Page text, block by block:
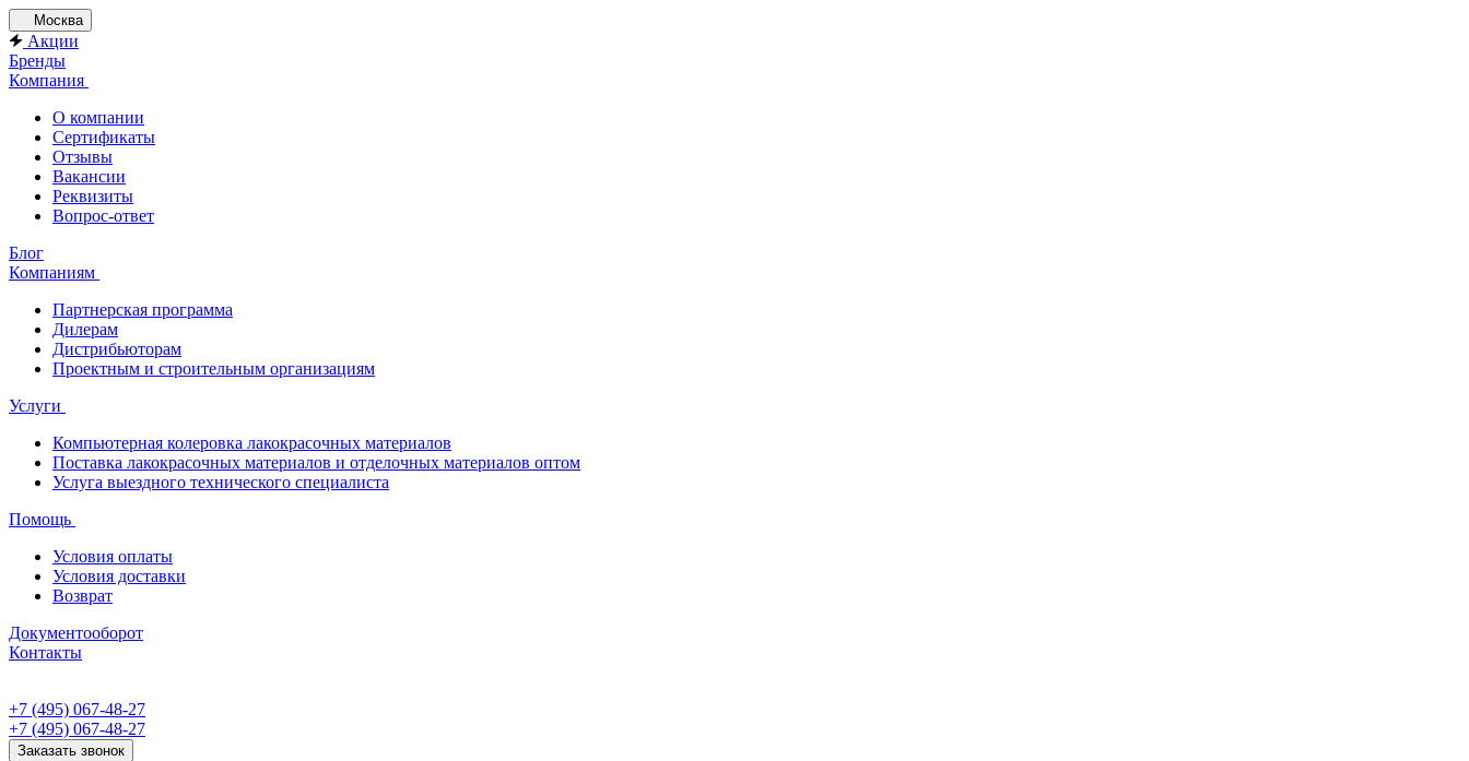
Москва
Акции
Бренды
Компания
О компании
Сертификаты
Отзывы
Вакансии
Реквизиты
Вопрос-ответ
Блог
Компаниям
Партнерская программа
Дилерам
Дистрибьюторам
Проектным и строительным организациям
Услуги
Компьютерная колеровка лакокрасочных материалов
Поставка лакокрасочных материалов и отделочных материалов оптом
Услуга выездного технического специалиста
Помощь
Условия оплаты
Условия доставки
Возврат
Документооборот
Контакты
+7 (495) 067-48-27
+7 (495) 067-48-27
Заказать звонок